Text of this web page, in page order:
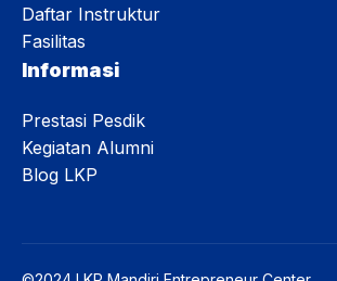
Daftar Instruktur
Fasilitas
Informasi
Prestasi Pesdik
Kegiatan Alumni
Blog LKP